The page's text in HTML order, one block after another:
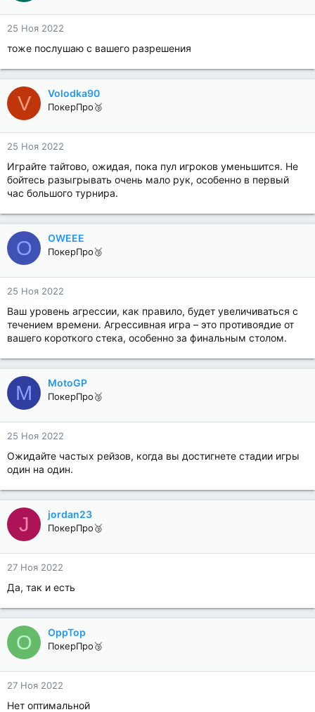
25 Ноя 2022
тоже послушаю с вашего разрешения
V Volodka90
ПокерПро🥉
25 Ноя 2022
Играйте тайтово, ожидая, пока пул игроков уменьшится. Не
бойтесь разыгрывать очень мало рук, особенно в первый
час большого турнира.
O OWEEE
ПокерПро🥉
25 Ноя 2022
Ваш уровень агрессии, как правило, будет увеличиваться с
течением времени. Агрессивная игра – это противоядие от
вашего короткого стека, особенно за финальным столом.
M MotoGP
ПокерПро🥉
25 Ноя 2022
Ожидайте частых рейзов, когда вы достигнете стадии игры
один на один.
J jordan23
ПокерПро🥉
27 Ноя 2022
Да, так и есть
O OppTop
ПокерПро🥉
27 Ноя 2022
Нет оптимальной